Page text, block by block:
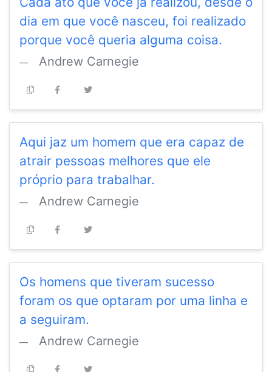
dia em que você nasceu, foi realizado
porque você queria alguma coisa.
Andrew Carnegie
Aqui jaz um homem que era capaz de
atrair pessoas melhores que ele
próprio para trabalhar.
Andrew Carnegie
Os homens que tiveram sucesso
foram os que optaram por uma linha e
a seguiram.
Andrew Carnegie